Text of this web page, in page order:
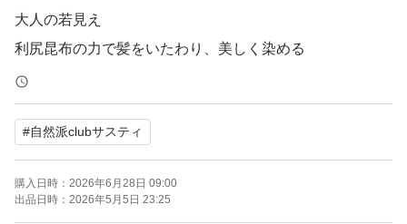
大人の若見え
利尻昆布の力で髪をいたわり、美しく染める
忙しい白髪ファーストケア世代のために生まれた、手軽な
ホームケアで時短と美髪を叶えるヘア&カラーケアブラン
ド
リシリアフレル RISHIRIA Furel カラーシャンプー モカブ
#自然派clubサスティ
購入日時： 2026年6月28日 09:00
出品日時： 2026年5月5日 23:25